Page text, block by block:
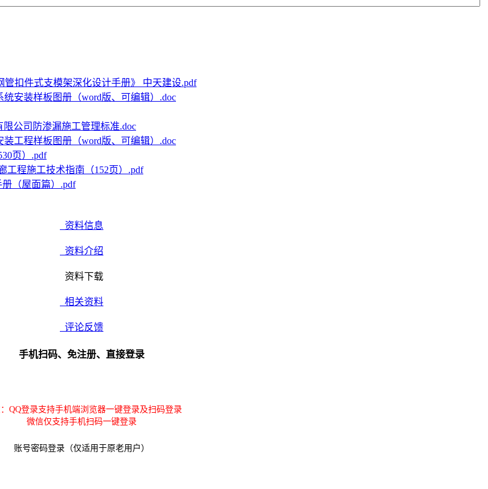
管扣件式支模架深化设计手册》 中天建设.pdf
统安装样板图册（word版、可编辑）.doc
公司防渗漏施工管理标准.doc
装工程样板图册（word版、可编辑）.doc
页）.pdf
工程施工技术指南（152页）.pdf
（屋面篇）.pdf
资料信息
资料介绍
资料下载
相关资料
评论反馈
手机扫码、免注册、直接登录
QQ登录支持手机端浏览器一键登录及扫码登录
微信仅支持手机扫码一键登录
账号密码登录（仅适用于原老用户）